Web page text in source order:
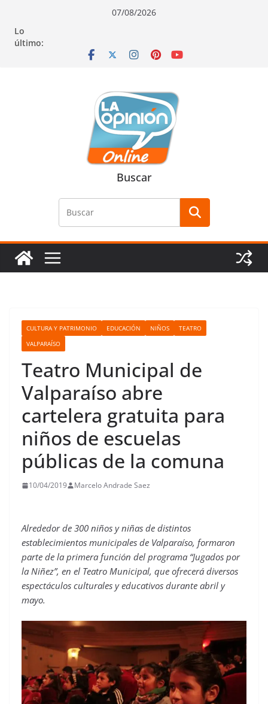
contenido
navegación
contenido
07/08/2026
Lo
último:
Buscar
CULTURA Y PATRIMONIO EDUCACIÓN NIÑOS
TEATRO
VALPARAÍSO
Teatro Municipal de
Valparaíso abre
cartelera gratuita para
niños de escuelas
públicas de la comuna
10/04/2019 Marcelo Andrade Saez
Alrededor de 300 niños y niñas de distintos
establecimientos municipales de Valparaíso, formaron
parte de la primera función del programa “Jugados por
la Niñez”, en el Teatro Municipal, que ofrecerá diversos
espectáculos culturales y educativos durante abril y
mayo.